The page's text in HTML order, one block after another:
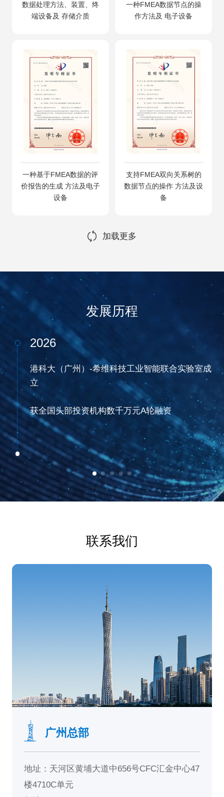
数据处理方法、装置、终
端设备及 存储介质
一种FMEA数据节点的操
作方法及 电子设备
一种基于FMEA数据的评
价报告的生成 方法及电子
设备
支持FMEA双向关系树的
数据节点的操作 方法及设
备
加载更多
发展历程
2026
港科大（广州）-希维科技工业智能联合实验室成
立
获全国头部投资机构数千万元A轮融资
联系我们
广州总部
地址：天河区黄埔大道中656号CFC汇金中心47
楼4710C单元